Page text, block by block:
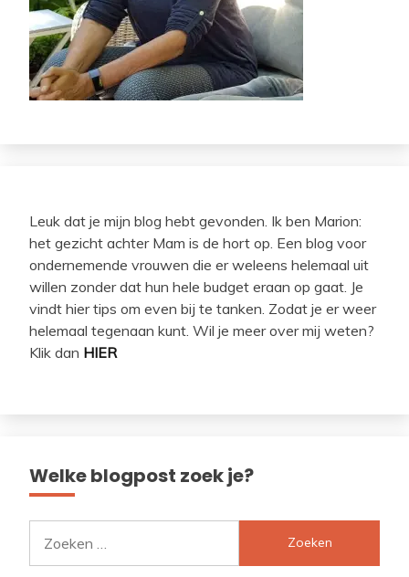
Leuk dat je mijn blog hebt gevonden. Ik ben Marion:
het gezicht achter Mam is de hort op. Een blog voor
ondernemende vrouwen die er weleens helemaal uit
willen zonder dat hun hele budget eraan op gaat. Je
vindt hier tips om even bij te tanken. Zodat je er weer
helemaal tegenaan kunt. Wil je meer over mij weten?
Klik dan HIER
Welke blogpost zoek je?
naar: